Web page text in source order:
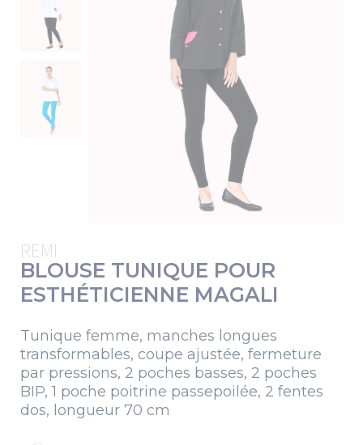
REMI
BLOUSE TUNIQUE POUR
ESTHÉTICIENNE MAGALI
Tunique femme, manches longues
transformables, coupe ajustée, fermeture
par pressions, 2 poches basses, 2 poches
BIP, 1 poche poitrine passepoilée, 2 fentes
dos, longueur 70 cm